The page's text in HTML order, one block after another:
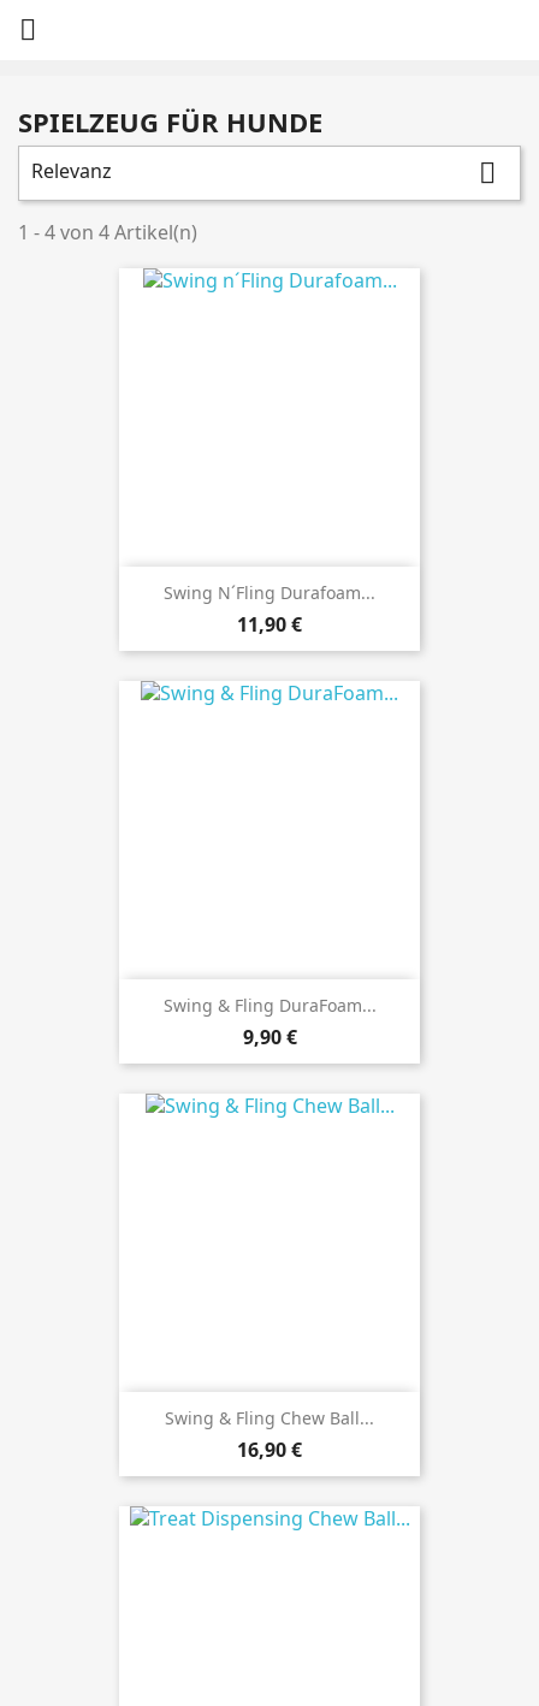

SPIELZEUG FÜR HUNDE
Relevanz 
1 - 4 von 4 Artikel(n)
Swing N´Fling Durafoam...
Preis
11,90 €
Swing & Fling DuraFoam...
Preis
9,90 €
Swing & Fling Chew Ball...
Preis
16,90 €